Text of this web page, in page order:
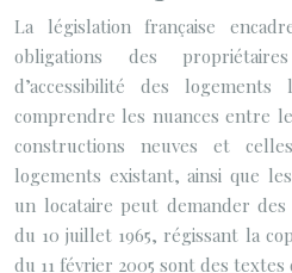
La législation française
obligations des
d’accessibilité des
comprendre les nuances entre
constructions neuves et
logements existant, ainsi que
un locataire peut demander des
du 10 juillet 1965, régissant la
du 11 février 2005 sont des